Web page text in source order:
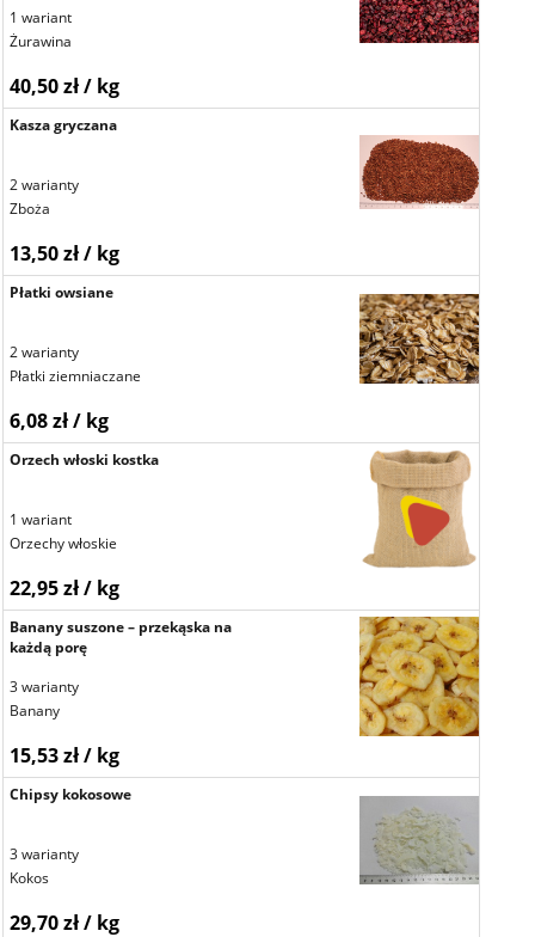
1 wariant
Żurawina
40,50 zł / kg
Kasza gryczana
2 warianty
Zboża
13,50 zł / kg
Płatki owsiane
2 warianty
Płatki ziemniaczane
6,08 zł / kg
Orzech włoski kostka
1 wariant
Orzechy włoskie
22,95 zł / kg
Banany suszone – przekąska na
każdą porę
3 warianty
Banany
15,53 zł / kg
Chipsy kokosowe
3 warianty
Kokos
29,70 zł / kg